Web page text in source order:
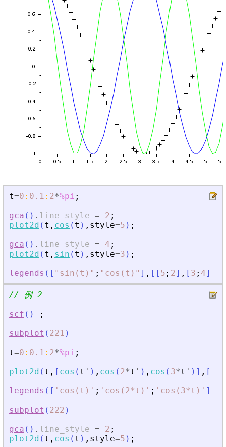
t=0 : 0.1 : 2*%pi ;
gca ( ) . line_style = 2 ;
plot2d ( t , cos ( t ) , style=5 ) ;
gca ( ) . line_style = 4 ;
plot2d ( t , sin ( t ) , style=3 ) ;
legends ( [ " sin(t) " ; " cos(t) " ] , [ [ 5 ; 2] , [ 3 ; 4]
// 例 2
scf ( )
;
subplot ( 221 )
t=0 : 0.1 : 2*%pi ;
plot2d ( t , [ cos ( t ' ) , cos ( 2*t ' ) , cos ( 3*t ' ) ] , [
legends ( [ ' cos(t) ' ; ' cos(2*t) ' ; ' cos(3*t) ' ]
subplot ( 222 )
gca ( ) . line_style = 2 ;
plot2d ( t , cos ( t ) , style=5 ) ;